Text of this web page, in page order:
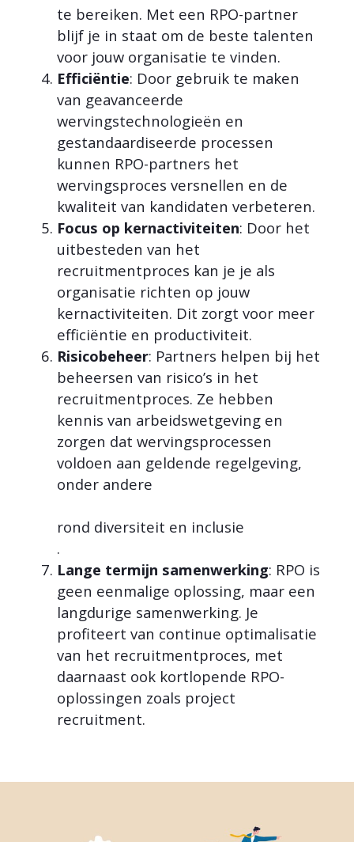
te bereiken. Met een RPO-partner
blijf je in staat om de beste talenten
voor jouw organisatie te vinden.
Efficiëntie: Door gebruik te maken
van geavanceerde
wervingstechnologieën en
gestandaardiseerde processen
kunnen RPO-partners het
wervingsproces versnellen en de
kwaliteit van kandidaten verbeteren.
Focus op kernactiviteiten: Door het
uitbesteden van het
recruitmentproces kan je je als
organisatie richten op jouw
kernactiviteiten. Dit zorgt voor meer
efficiëntie en productiviteit.
Risicobeheer: Partners helpen bij het
beheersen van risico’s in het
recruitmentproces. Ze hebben
kennis van arbeidswetgeving en
zorgen dat wervingsprocessen
voldoen aan geldende regelgeving,
onder andere
rond diversiteit en inclusie
.
Lange termijn samenwerking: RPO is
geen eenmalige oplossing, maar een
langdurige samenwerking. Je
profiteert van continue optimalisatie
van het recruitmentproces, met
daarnaast ook kortlopende RPO-
oplossingen zoals project
recruitment.